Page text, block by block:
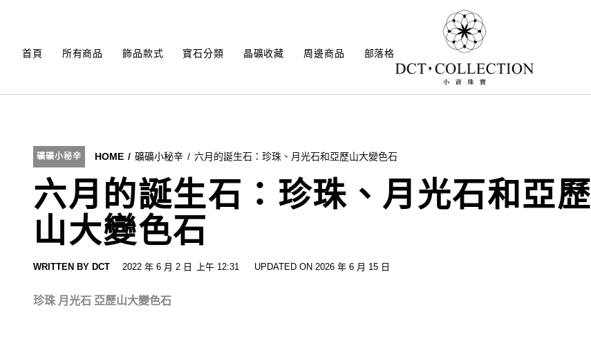
content
首頁 所有商品 飾品款式 寶石分類 晶礦收藏 周邊商品 部落格
礦礦小秘辛 HOME 礦礦小秘辛 六月的誕生石：珍珠、月光石和亞歷山大變色石
六月的誕生石：珍珠、月光石和亞歷
山大變色石
WRITTEN BY DCT 2022 年 6 月 2 日 上午 12:31 UPDATED ON 2026 年 6 月 15 日
珍珠 月光石 亞歷山大變色石